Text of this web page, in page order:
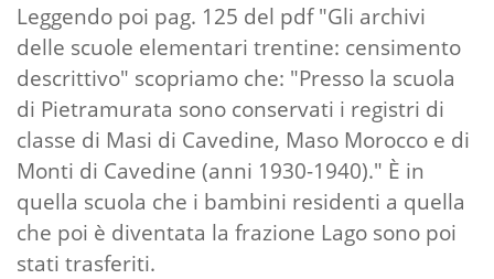
Leggendo poi pag. 125 del pdf "Gli archivi
delle scuole elementari trentine: censimento
descrittivo" scopriamo che: "Presso la scuola
di Pietramurata sono conservati i registri di
classe di Masi di Cavedine, Maso Morocco e di
Monti di Cavedine (anni 1930-1940)." È in
quella scuola che i bambini residenti a quella
che poi è diventata la frazione Lago sono poi
stati trasferiti.